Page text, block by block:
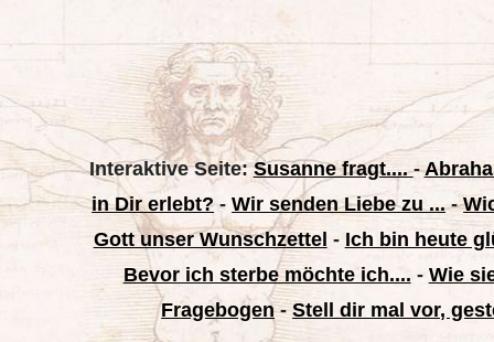
Interaktive Seite:Susanne fragt....-
in Dir erlebt? -Wir senden Liebe zu ...-
Gott unser Wunschzettel - Ich bin heute
Bevor ich sterbe möchte ich.... - Wie
Fragebogen-Stell dir mal vor,